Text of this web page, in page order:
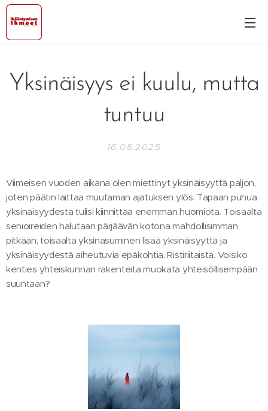
Yksinäisyys ei kuulu, mutta
tuntuu
16.08.2025
Viimeisen vuoden aikana olen miettinyt yksinäisyyttä paljon,
joten päätin laittaa muutaman ajatuksen ylös. Tapaan puhua
yksinäisyydestä tulisi kiinnittää enemmän huomiota. Toisaalta
senioireiden halutaan pärjäävän kotona mahdollisimman
pitkään, toisaalta yksinasuminen lisää yksinäisyyttä ja
yksinäisyydestä aiheutuvia epäkohtia. Ristiriitaista. Voisiko
kenties yhteiskunnan rakenteita muokata yhteisöllisempään
suuntaan?